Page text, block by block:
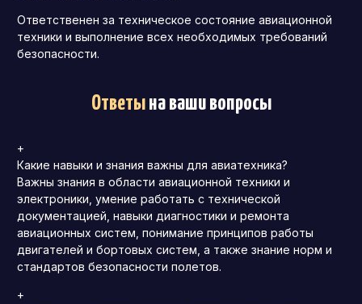
Ответственен за техническое состояние авиационной
техники и выполнение всех необходимых требований
безопасности.
Ответына ваши вопросы
+
Какие навыки и знания важны для авиатехника?
Важны знания в области авиационной техники и
электроники, умение работать с технической
документацией, навыки диагностики и ремонта
авиационных систем, понимание принципов работы
двигателей и бортовых систем, а также знание норм и
стандартов безопасности полетов.
+